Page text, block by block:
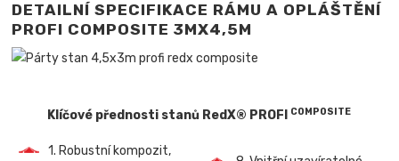
DETAILNÍ SPECIFIKACE RÁMU A OPLÁŠTĚNÍ
PROFI COMPOSITE 3MX4,5M
Klíčové přednosti stanů RedX® PROFI COMPOSITE
1. Robustní kompozit,